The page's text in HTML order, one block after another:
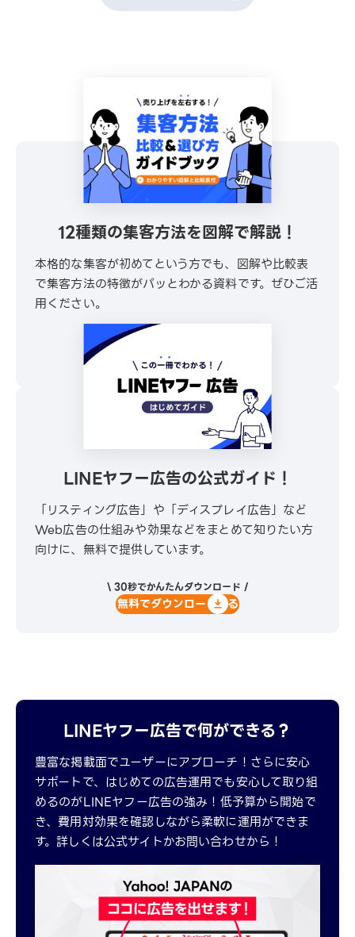
12種類の集客方法を図解で解説！
本格的な集客が初めてという方でも、図解や比較表
で集客方法の特徴がパッとわかる資料です。ぜひご活
用ください。
\ 30秒でかんたんダウンロード /
無料でダウンロードする
LINEヤフー広告の公式ガイド！
「リスティング広告」や「ディスプレイ広告」など
Web広告の仕組みや効果などをまとめて知りたい方
向けに、無料で提供しています。
\ 30秒でかんたんダウンロード /
無料でダウンロードする
LINEヤフー広告で何ができる？
豊富な掲載面でユーザーにアプローチ！さらに安心
サポートで、はじめての広告運用でも安心して取り組
めるのがLINEヤフー広告の強み！低予算から開始で
き、費用対効果を確認しながら柔軟に運用ができま
す。詳しくは公式サイトかお問い合わせから！